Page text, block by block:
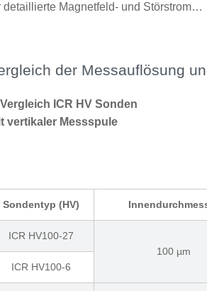
detaillierte Magnetfeld- und Störstrom…
der Messauflösung
ICR HV Sonden
vertikaler Messspule
Sondentyp (HV)
ICR HV100-27
100 µm
ICR HV100-6